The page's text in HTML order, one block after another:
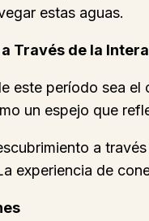
estas aguas.
Través de la
este período sea
un espejo que
a
experiencia de